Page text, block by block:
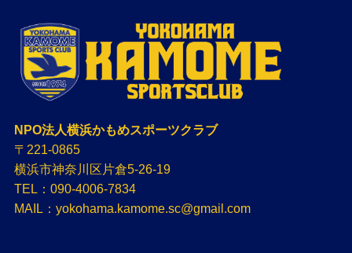
NPO法人横浜かもめスポーツクラブ
〒221-0865
横浜市神奈川区片倉5-26-19
TEL：090-4006-7834
MAIL：yokohama.kamome.sc@gmail.com